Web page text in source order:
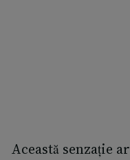
Această senzație